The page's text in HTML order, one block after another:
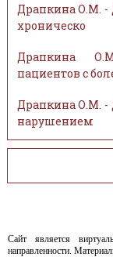
Драпкина О.М. -
хроническо
Драпкина
пациентов с
Драпкина О.М. -
нарушением
Сайт является
направленности.